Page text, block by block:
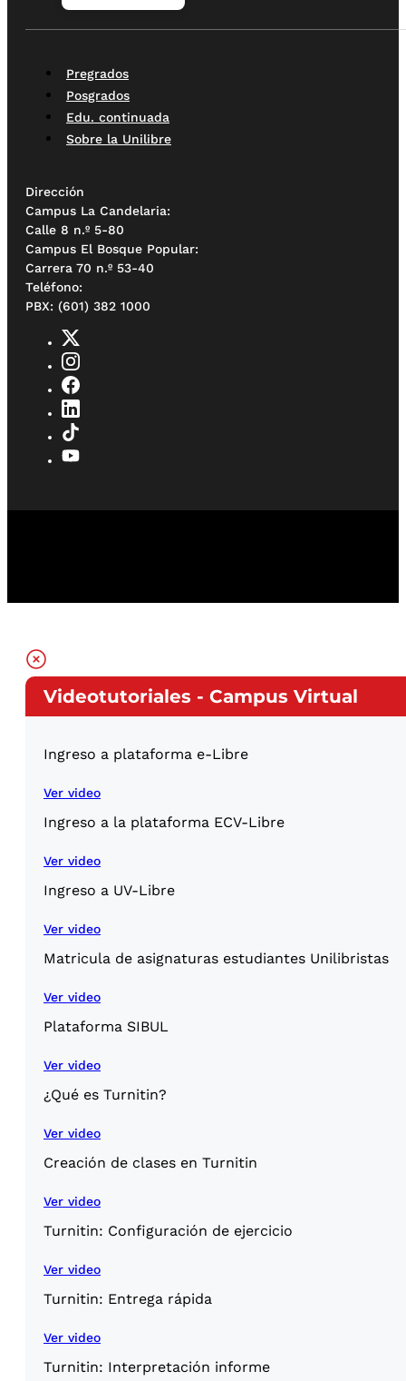
Pregrados
Posgrados
Edu. continuada
Sobre la Unilibre
Dirección
Campus La Candelaria:
Calle 8 n.º 5-80
Campus El Bosque Popular:
Carrera 70 n.º 53-40
Teléfono:
PBX: (601) 382 1000
Videotutoriales - Campus Virtual
Ingreso a plataforma e-Libre
Ver video
Ingreso a la plataforma ECV-Libre
Ver video
Ingreso a UV-Libre
Ver video
Matricula de asignaturas estudiantes Unilibristas
Ver video
Plataforma SIBUL
Ver video
¿Qué es Turnitin?
Ver video
Creación de clases en Turnitin
Ver video
Turnitin: Configuración de ejercicio
Ver video
Turnitin: Entrega rápida
Ver video
Turnitin: Interpretación informe